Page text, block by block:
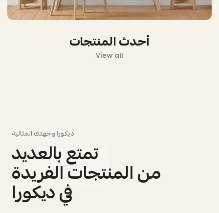
أحدث المنتجات
View all
ديكورا وجهتك المثالية
تمتع بالعديد
من المنتجات الفريدة
في ديكورا